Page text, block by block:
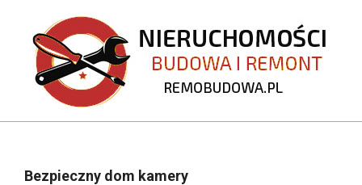
content
REMOBUDOWA.PL
NavigationBezpieczny dom kamery